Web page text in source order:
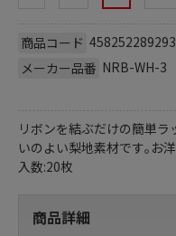
商品コード
メーカー品番 NRB-WH-3
リボンを結ぶだけの簡単
いのよい梨地素材です｡お
入数:20枚
商品詳細